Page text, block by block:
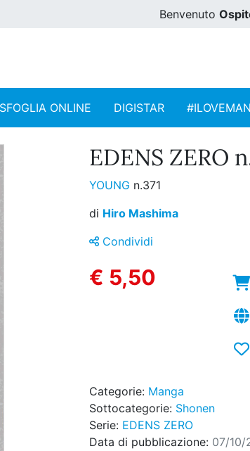
Benvenuto
SFOGLIA ONLINE DIGISTAR
EDENS ZERO
YOUNG n.371
di Hiro Mashima
Condividi
€ 5,50
Categorie: Manga
Sottocategorie: Shonen
Serie: EDENS ZERO
Data di pubblicazione: 07/10/